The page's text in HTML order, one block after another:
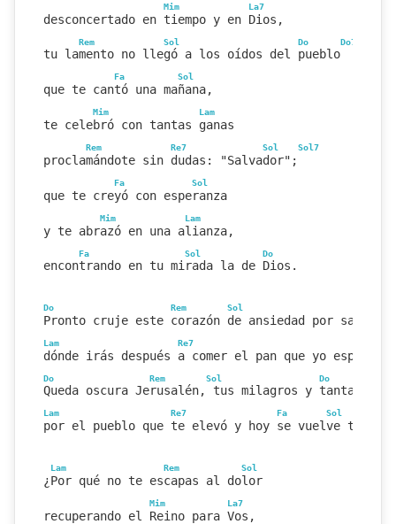
Mim La7
desconcertado en tiempo y en Dios,
Rem Sol Do Do7
tu lamento no llegó a los oídos del pueblo
Fa Sol
que te cantó una mañana,
Mim Lam
te celebró con tantas ganas
Rem Re7 Sol Sol7
proclamándote sin dudas: "Salvador";
Fa Sol
que te creyó con esperanza
Mim Lam
y te abrazó en una alianza,
Fa Sol Do
encontrando en tu mirada la de Dios.
Do Rem Sol
Pronto cruje este corazón de ansiedad por saber
Lam Re7
dónde irás después a comer el pan que yo esperé.
Do Rem Sol Do
Queda oscura Jerusalén, tus milagros y tanta fe,
Lam Re7 Fa Sol
por el pueblo que te elevó y hoy se vuelve
Lam Rem Sol
¿Por qué no te escapas al dolor
Mim La7
recuperando el Reino para Vos,